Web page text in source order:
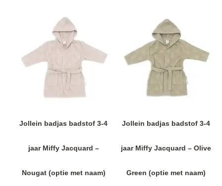
Jollein badjas badstof 3-4
jaar Miffy Jacquard –
Nougat (optie met naam)
Jollein badjas badstof 3-4
jaar Miffy Jacquard – Olive
Green (optie met naam)